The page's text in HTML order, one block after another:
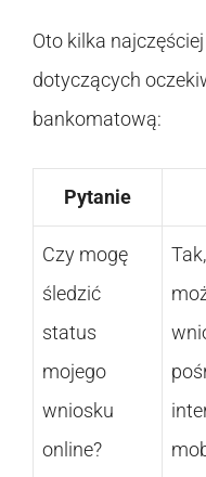
Oto kilka
dotyczących
bankomatową:
Pytanie
Czy mogę
śledzić
status
mojego
wniosku
online?